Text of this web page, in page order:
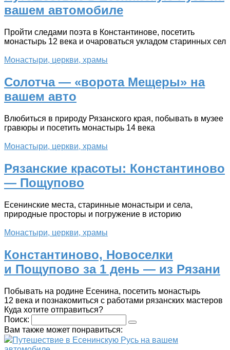
вашем автомобиле
Пройти следами поэта в Константинове, посетить
монастырь 12 века и очароваться укладом старинных сел
Монастыри, церкви, храмы
Солотча — «ворота Мещеры» на
вашем авто
Влюбиться в природу Рязанского края, побывать в музее
гравюры и посетить монастырь 14 века
Монастыри, церкви, храмы
Рязанские красоты: Константиново
— Пощупово
Есенинские места, старинные монастыри и села,
природные просторы и погружение в историю
Монастыри, церкви, храмы
Константиново, Новоселки
и Пощупово за 1 день — из Рязани
Побывать на родине Есенина, посетить монастырь
12 века и познакомиться с работами рязанских мастеров
Куда хотите отправиться?
Поиск:
Вам также может понравиться:
Путешествие в Есенинскую Русь на вашем